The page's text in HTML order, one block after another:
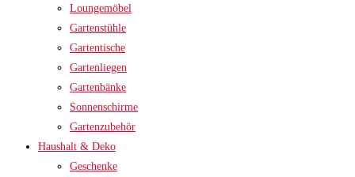
Loungemöbel
Gartenstühle
Gartentische
Gartenliegen
Gartenbänke
Sonnenschirme
Gartenzubehör
Haushalt & Deko
Geschenke